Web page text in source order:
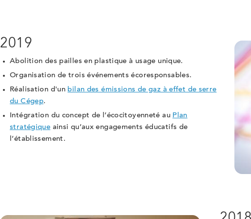
2019
Abolition des pailles en plastique à usage unique.
Organisation de trois événements écoresponsables.
Réalisation d'un bilan des émissions de gaz à effet de serre
du Cégep.
Intégration du concept de l’écocitoyenneté au Plan
stratégique ainsi qu’aux engagements éducatifs de
l’établissement.